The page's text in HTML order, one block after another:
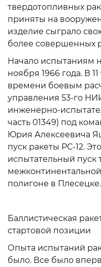
твердотопливных
приняты на
изделие сыграло
более совершенных
Начало испытаниям
ноября 1966 года. В
времени боевым
управления 53-го
инженерно-
часть 01349) под
Юрия Алексеевича
пуск ракеты РС-12.
испытательный пуск
полигоне в Плесецке.
Баллистическая
стартовой позиции
Опыта испытаний
было. Все было